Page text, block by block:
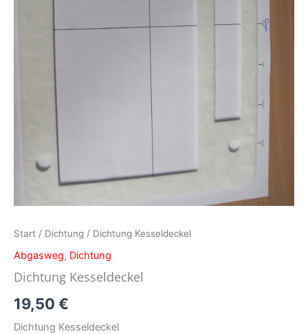
Start / Dichtung / Dichtung Kesseldeckel
Abgasweg, Dichtung
Dichtung Kesseldeckel
19,50 €
Dichtung Kesseldeckel